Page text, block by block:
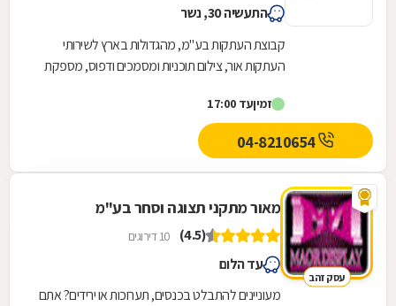
התעשיה 30, נשר
קבוצת העתקות בע"מ, מהגדולות בארץ לשירותי
העתקות אור, צילום תוכניות ומסמכים ודפוס, מספקת
החברה...
זמיןעד 17:00
04-8210654
עסק זהב
מאור מתקני תצוגה וסחר בע"מ
(4.5) 10 דירוגים
עד הלום
מעוניינים להתבלט בכנסים, תערוכות או ירידים? אתם